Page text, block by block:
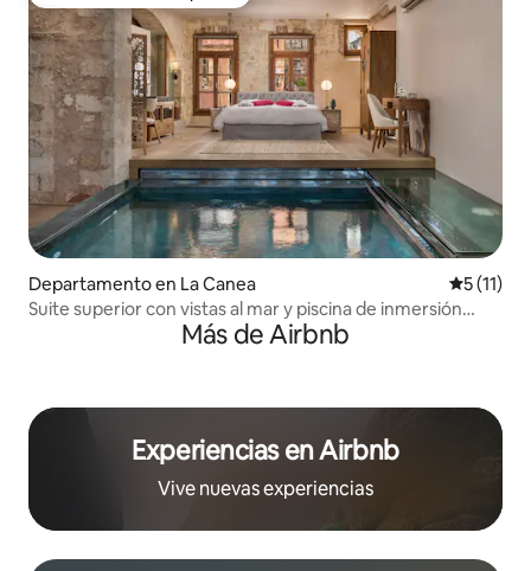
Departamento en La Canea
5 (11)
Suite superior con vistas al mar y piscina de inmersión
Más de Airbnb
Experiencias en Airbnb
Vive nuevas experiencias